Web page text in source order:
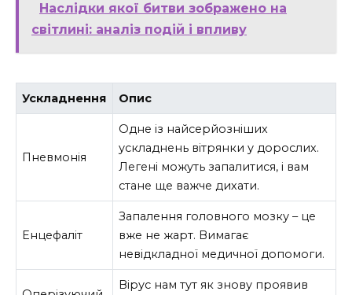
Наслідки якої битви зображено на
світлині: аналіз подій і впливу
Ускладнення Опис
Пневмонія
Одне із найсерйозніших
ускладнень вітрянки у дорослих.
Легені можуть запалитися, і вам
стане ще важче дихати.
Енцефаліт
Запалення головного мозку – це
вже не жарт. Вимагає
невідкладної медичної допомоги.
Вірус нам тут як знову проявив